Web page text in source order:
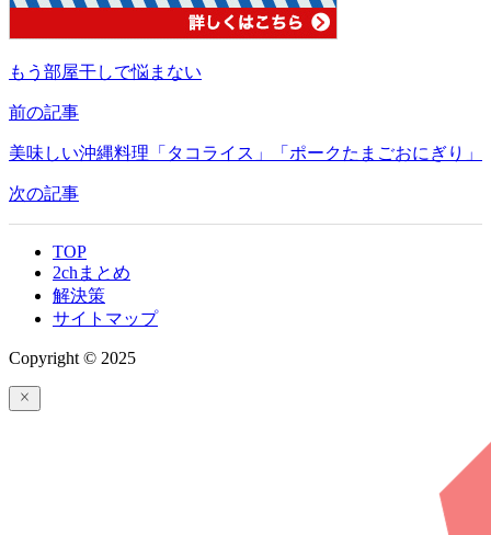
もう部屋干しで悩まない
前の記事
美味しい沖縄料理「タコライス」「ポークたまごおにぎり」
次の記事
TOP
2chまとめ
解決策
サイトマップ
Copyright © 2025